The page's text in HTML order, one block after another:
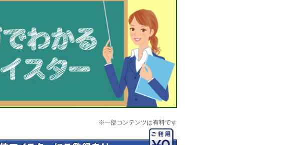
※一部コンテンツは有料です